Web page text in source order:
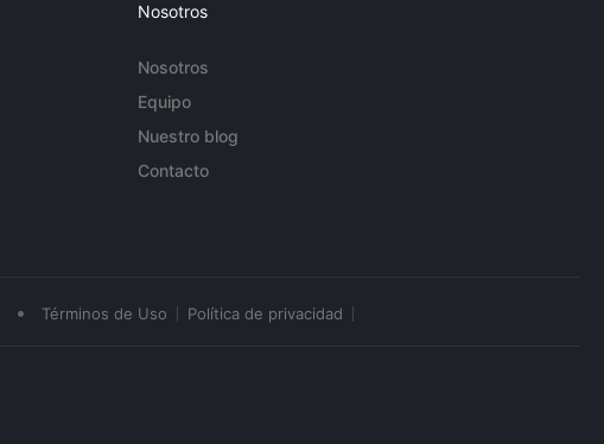
Nosotros
Nosotros
Equipo
Nuestro blog
Contacto
• Términos de Uso Política de privacidad